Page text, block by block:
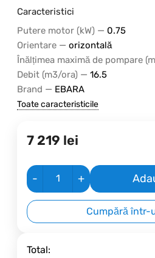
Caracteristici
Putere motor (kW) — 0.75
Orientare — orizontală
Înălțimea maximă de pompare
Debit (m3/ora) — 16.5
Brand — EBARA
Toate caracteristicile
7 219 lei
- +
Cumpără într-
Total: